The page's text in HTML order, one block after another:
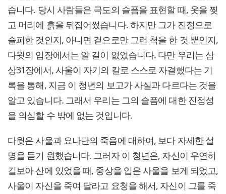
습니다. 당시 사람들은 극도의 슬픔을 표현할 때, 옷을 찢
고 머리에 흙을 뒤집어썼습니다. 하지만 그가 진정으로
슬퍼한 것인지, 아니면 겉으로만 그런 척을 한 것 뿐인지,
다윗의 입장에서는 알 길이 없었습니다. 다만 우리는 삼
상31장에서, 사울이 자기의 칼로 스스로 자결했다는 기
록을 통해, 지금 이 청년의 보고가 사실과 다르다는 것을
알고 있습니다. 그래서 우리는 그의 슬픔에 대한 진정성
을 의심할 수 밖에 없는 것입니다.
다윗은 사울과 요나단의 죽음에 대하여, 보다 자세한 설
명을 듣기 원했습니다. 그러자 이 청년은, 자신이 우연히
길보아 산에 있었을 때, 중상을 입은 사울을 보게 되었고,
사울이 자신을 죽여 달라고 요청을 해서, 자신이 그를 죽